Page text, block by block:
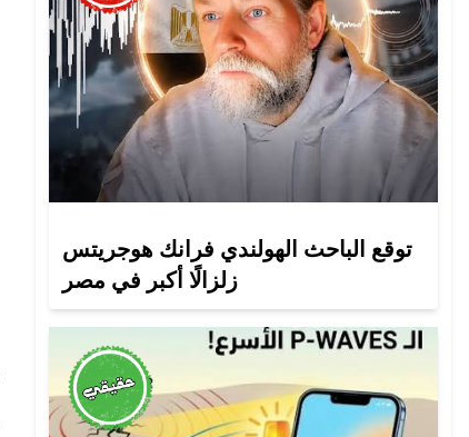
توقع الباحث الهولندي فرانك هوجريتس
زلزالًا أكبر في مصر